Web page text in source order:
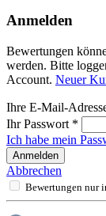
Anmelden
Bewertungen
werden. Bitte
Account. Neuer
Ihre E-Mail-
Ihr Passwort *
Ich habe mein
Anmelden
Abbrechen
Bewertungen nur